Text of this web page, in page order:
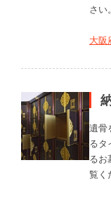
さい。
大阪
遺骨
るタ
るお
覧く